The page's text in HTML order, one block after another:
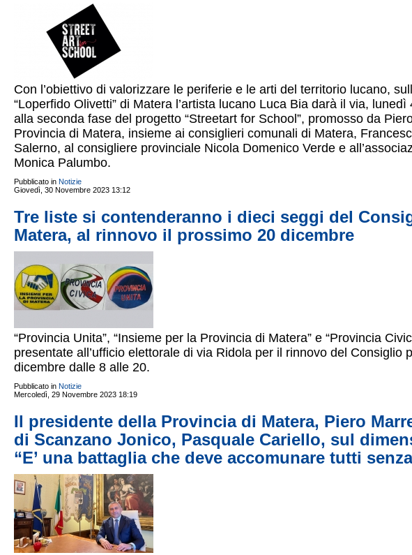
Con l’obiettivo di valorizzare le periferie e le arti del territorio lucano,
“Loperfido Olivetti” di Matera l’artista lucano Luca Bia darà il via,
alla seconda fase del progetto “Streetart for School”, promosso da
Provincia di Matera, insieme ai consiglieri comunali di Matera,
Salerno, al consigliere provinciale Nicola Domenico Verde e
Monica Palumbo.
Pubblicato in Notizie
Giovedì, 30 Novembre 2023 13:12
Tre liste si contenderanno i dieci seggi del
Matera, al rinnovo il prossimo 20 dicembre
“Provincia Unita”, “Insieme per la Provincia di Matera” e “Provincia
presentate all’ufficio elettorale di via Ridola per il rinnovo del Consiglio
dicembre dalle 8 alle 20.
Pubblicato in Notizie
Mercoledì, 29 Novembre 2023 18:19
Il presidente della Provincia di Matera, Piero
di Scanzano Jonico, Pasquale Cariello, sul
“E’ una battaglia che deve accomunare tutti